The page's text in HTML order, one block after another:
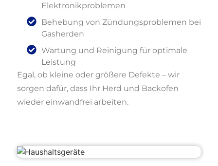
Elektronikproblemen
Behebung von Zündungsproblemen bei
Gasherden
Wartung und Reinigung für optimale
Leistung
Egal, ob kleine oder größere Defekte – wir
sorgen dafür, dass Ihr Herd und Backofen
wieder einwandfrei arbeiten.